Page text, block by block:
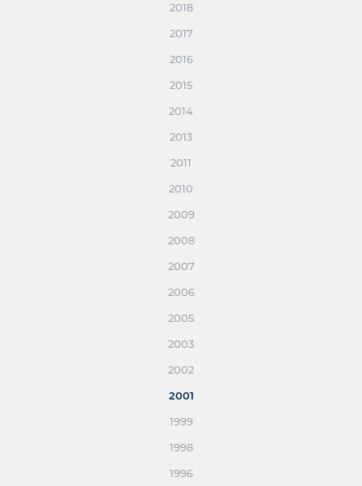
2018
2017
2016
2015
2014
2013
2011
2010
2009
2008
2007
2006
2005
2003
2002
2001
1999
1998
1996